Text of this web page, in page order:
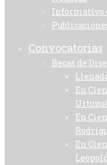
Informativo
Convocatorias
Becas de
En
En
En